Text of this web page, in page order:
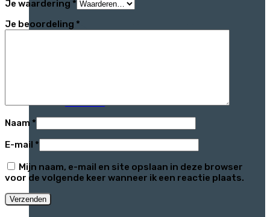
Contact
Contact
Je waardering *
Je beoordeling *
Naam *
E-mail *
Mijn naam, e-mail en site opslaan in deze browser
voor de volgende keer wanneer ik een reactie plaats.